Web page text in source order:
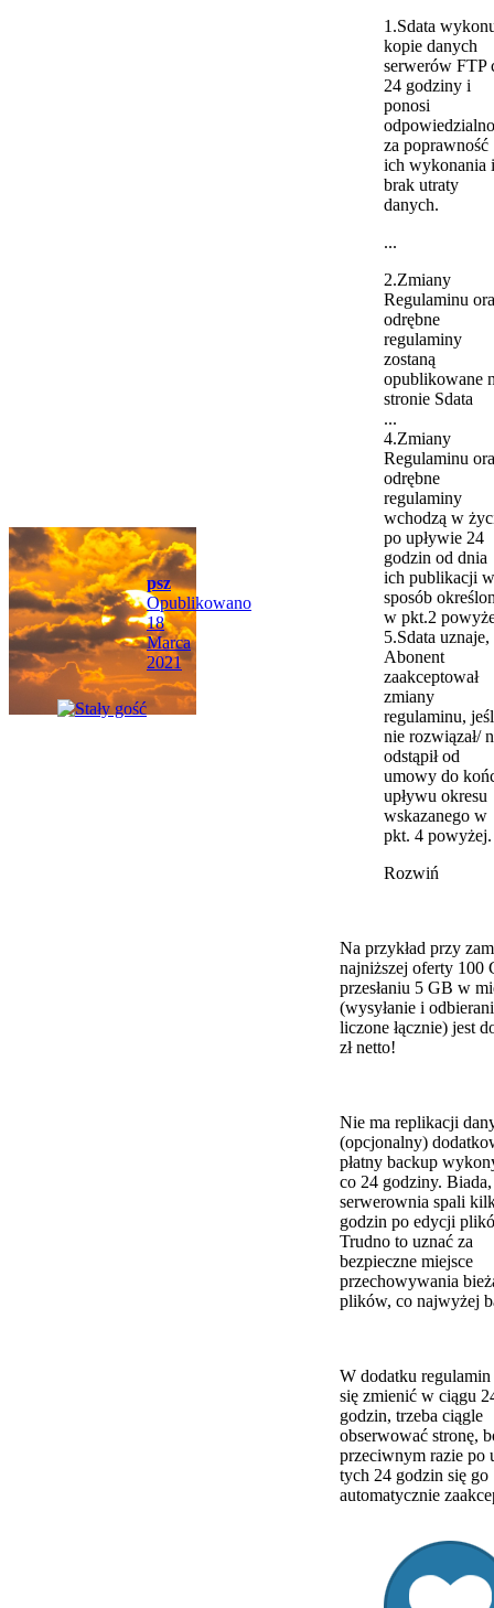
psz
Opublikowano
18
Marca
2021
1.Sdata
kopie danych
serwerów FTP
24 godziny i
ponosi
za poprawność
ich wykonania i
brak utraty
danych.
...
2.Zmiany
Regulaminu
odrębne
regulaminy
zostaną
opublikowane
stronie Sdata
...
4.Zmiany
Regulaminu
odrębne
regulaminy
wchodzą w
po upływie 24
godzin od dnia
ich publikacji w
sposób
w pkt.2
5.Sdata uznaje,
Abonent
zaakceptował
zmiany
regulaminu,
nie rozwiązał/
odstąpił od
umowy do
upływu okresu
wskazanego w
pkt. 4 powyżej.
Rozwiń
Na przykład przy
najniższej oferty 100
przesłaniu 5 GB w
(wysyłanie i
liczone łącznie) jest
zł netto!
Nie ma replikacji
(opcjonalny)
płatny backup
co 24 godziny.
serwerownia spali
godzin po edycji
Trudno to uznać za
bezpieczne miejsce
przechowywania
plików, co najwyżej
W dodatku regulamin
się zmienić w ciągu
godzin, trzeba ciągle
obserwować stronę,
przeciwnym razie po
tych 24 godzin się go
automatycznie